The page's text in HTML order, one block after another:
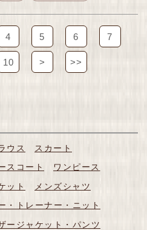
4 5 6 7
10 > >>
ウス
スカート
スコート
ワンピース
ット
メンズシャツ
・トレーナー・ニット
ージャケット・パンツ